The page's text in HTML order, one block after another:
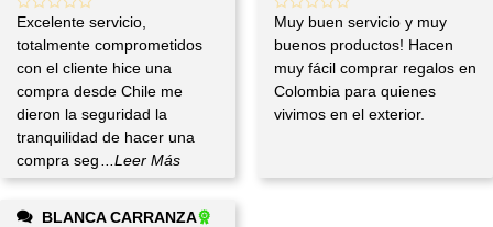
Excelente servicio,
totalmente comprometidos
con el cliente hice una
compra desde Chile me
dieron la seguridad la
tranquilidad de hacer una
compra seg
...Leer Más
Muy buen servicio y muy
buenos productos! Hacen
muy fácil comprar regalos en
Colombia para quienes
vivimos en el exterior.
BLANCA CARRANZA